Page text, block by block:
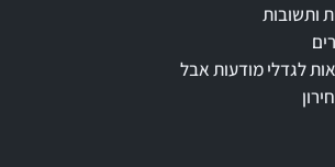
ותשובות
לגדלי מודעות אבל